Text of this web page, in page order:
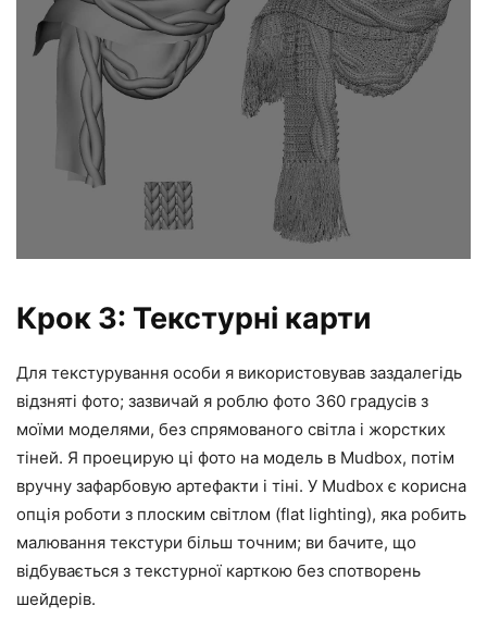
Крок 3: Текстурні карти
Для текстурування особи я використовував заздалегідь
відзняті фото; зазвичай я роблю фото 360 градусів з
моїми моделями, без спрямованого світла і жорстких
тіней. Я проецирую ці фото на модель в Mudbox, потім
вручну зафарбовую артефакти і тіні. У Mudbox є корисна
опція роботи з плоским світлом (flat lighting), яка робить
малювання текстури більш точним; ви бачите, що
відбувається з текстурної карткою без спотворень
шейдерів.